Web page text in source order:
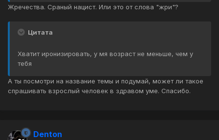
Жречества. Сраный нацист. Или это от слова "жри"?
Цитата
Хватит иронизировать, у мя возраст не меньше, чем у
тебя
А ты посмотри на название темы и подумай, может ли такое
спрашивать взрослый человек в здравом уме. Спасибо.
Denton